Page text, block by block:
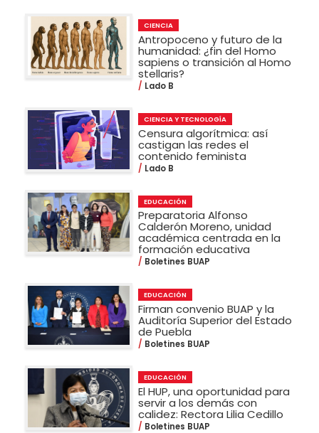
CIENCIA
Antropoceno y futuro de la
humanidad: ¿fin del Homo
sapiens o transición al Homo
stellaris?
Lado B
CIENCIA Y TECNOLOGÍA
Censura algorítmica: así
castigan las redes el
contenido feminista
Lado B
EDUCACIÓN
Preparatoria Alfonso
Calderón Moreno, unidad
académica centrada en la
formación educativa
Boletines BUAP
EDUCACIÓN
Firman convenio BUAP y la
Auditoría Superior del Estado
de Puebla
Boletines BUAP
EDUCACIÓN
El HUP, una oportunidad para
servir a los demás con
calidez: Rectora Lilia Cedillo
Boletines BUAP